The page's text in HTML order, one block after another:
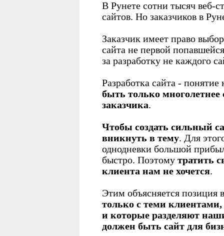
В Рунете сотни тысяч веб-
сайтов. Но заказчиков в
Заказчик имеет право
сайта не первой
за разработку не каждого
Разработка сайта -
быть только многолетнее
заказчика.
Чтобы создать сильный
вникнуть в тему. Для
однодневки большой
быстро. Поэтому тратить
клиента нам не хочется.
Этим объясняется позиция
только с теми
и которые разделяют
должен быть сайт для